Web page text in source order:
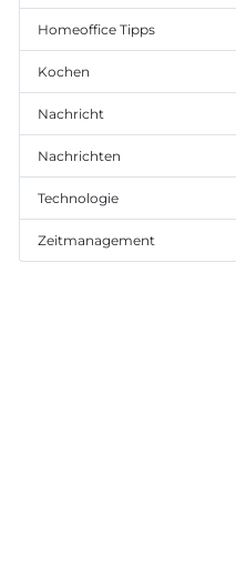
Homeoffice Tipps
Kochen
Nachricht
Nachrichten
Technologie
Zeitmanagement